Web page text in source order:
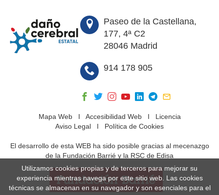
Paseo de la Castellana,
177, 4ª C2
28046 Madrid
914 178 905
Mapa WebI Accesibilidad WebI Licencia
Aviso Legal I Política de Cookies
El desarrollo de esta WEB ha sido posible gracias al mecenazgo
de la Fundación Barrié y la RSC de Edisa
Utilizamos cookies propias y de terceros para mejorar su
experiencia mientras navega por este sitio web. Las cookies
técnicas se almacenan en su navegador y son esenciales para el